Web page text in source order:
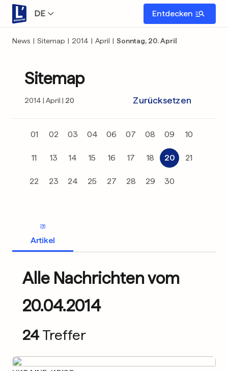
DE Entdecken
News | Sitemap | 2014 | April | Sonntag, 20. April
Sitemap
2014 April 20 Zurücksetzen
01 02 03 04 06 07 08 09 10
11 13 14 15 16 17 18 20 21
22 23 24 25 27 28 29 30
Artikel
Alle Nachrichten vom
20.04.2014
24 Treffer